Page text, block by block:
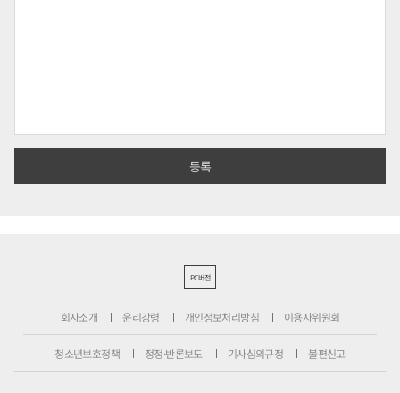
PC버전
회사소개 윤리강령 개인정보처리방침 이용자위원회
청소년보호정책 정정·반론보도 기사심의규정 불편신고